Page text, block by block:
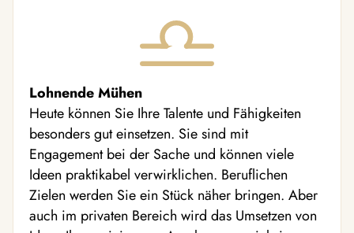
Lohnende Mühen
Heute können Sie Ihre Talente und Fähigkeiten
besonders gut einsetzen. Sie sind mit
Engagement bei der Sache und können viele
Ideen praktikabel verwirklichen. Beruflichen
Zielen werden Sie ein Stück näher bringen. Aber
auch im privaten Bereich wird das Umsetzen von